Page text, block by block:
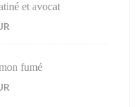
et avocat
fumé